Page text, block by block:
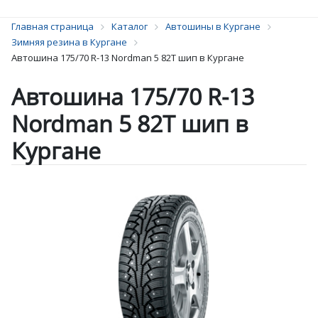
Главная страница Каталог
Автошины в Кургане
Зимняя резина в Кургане
Автошина 175/70 R-13 Nordman 5 82T шип в Кургане
Автошина 175/70 R-13
Nordman 5 82T шип в
Кургане